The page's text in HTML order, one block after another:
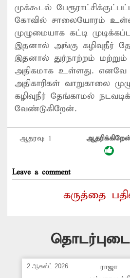
முக்கூடல்
கோவில் சாலையோரம் உள்ள
முழுமையாக கட்டி
இதனால் அங்கு கழிவுநீர்
இதனால் துர்நாற்றம்
அதிகமாக உள்ளது. எனவே
அதிகாரிகள் வாறுகாலை
கழிவுநீர் தேங்காமல்
வேண்டுகிறேன்.
ஆதரவு: 1
Leave a comment
கருத்தை
2 ஆகஸ்ட் 2026
ராஜா